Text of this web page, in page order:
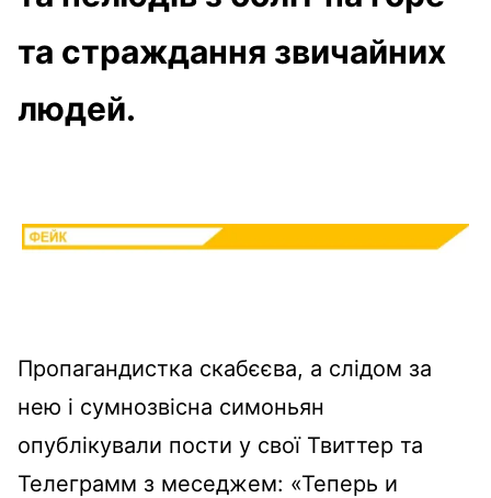
та страждання звичайних
людей.
Пропагандистка скабєєва, а слідом за
нею і сумнозвісна симоньян
опублікували пости у свої Твиттер та
Телеграмм з меседжем: «Теперь и